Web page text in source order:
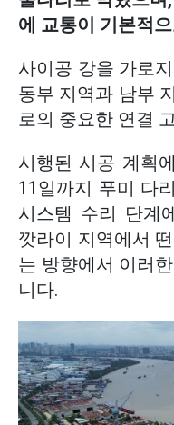
에 교통이 기본적
사이공 강을 가로
동부 지역과 남부
로의 중요한 연결
시행된 시공 계획
11일까지 푸미 다
시스템 수리 단계
깟라이 지역에서
는 방향에서 이러
니다.